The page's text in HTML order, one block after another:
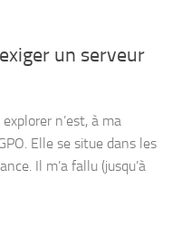
un serveur
n’est, à ma
Elle se situe dans les
Il m’a fallu (jusqu’à